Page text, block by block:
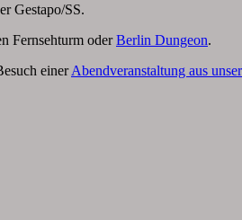
Gestapo/SS.
Fernsehturm oderBerlin Dungeon.
einerAbendveranstaltung aus